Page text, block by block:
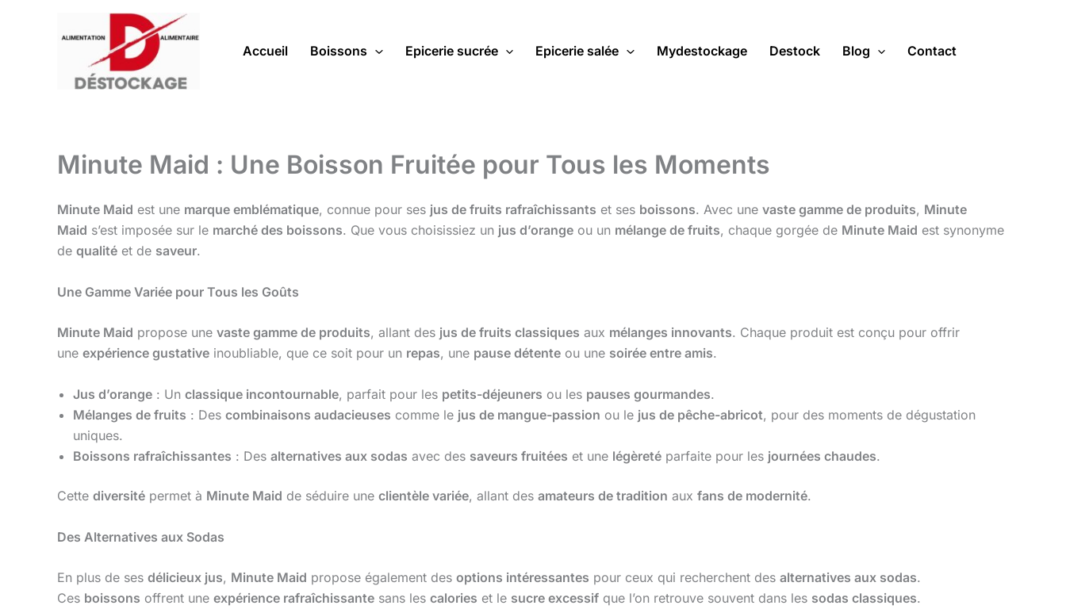
Accueil Boissons Epicerie sucrée Epicerie salée Mydestockage Destock Blog Contact
Minute Maid : Une Boisson Fruitée pour Tous les Moments
Minute Maid est une marque emblématique, connue pour ses jus de fruits rafraîchissants et ses boissons. Avec une vaste gamme de produits, Minute
Maid s’est imposée sur le marché des boissons. Que vous choisissiez un jus d’orange ou un mélange de fruits, chaque gorgée de Minute Maid est synonyme
de qualité et de saveur.
Une Gamme Variée pour Tous les Goûts
Minute Maid propose une vaste gamme de produits, allant des jus de fruits classiques aux mélanges innovants. Chaque produit est conçu pour offrir
une expérience gustative inoubliable, que ce soit pour un repas, une pause détente ou une soirée entre amis.
Jus d’orange : Un classique incontournable, parfait pour les petits-déjeuners ou les pauses gourmandes.
Mélanges de fruits : Des combinaisons audacieuses comme le jus de mangue-passion ou le jus de pêche-abricot, pour des moments de dégustation
uniques.
Boissons rafraîchissantes : Des alternatives aux sodas avec des saveurs fruitées et une légèreté parfaite pour les journées chaudes.
Cette diversité permet à Minute Maid de séduire une clientèle variée, allant des amateurs de tradition aux fans de modernité.
Des Alternatives aux Sodas
En plus de ses délicieux jus, Minute Maid propose également des options intéressantes pour ceux qui recherchent des alternatives aux sodas.
Ces boissons offrent une expérience rafraîchissante sans les calories et le sucre excessif que l’on retrouve souvent dans les sodas classiques.